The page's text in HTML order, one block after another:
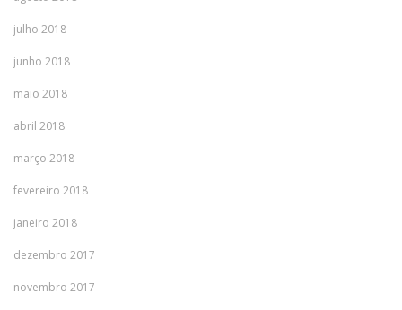
julho 2018
junho 2018
maio 2018
abril 2018
março 2018
fevereiro 2018
janeiro 2018
dezembro 2017
novembro 2017